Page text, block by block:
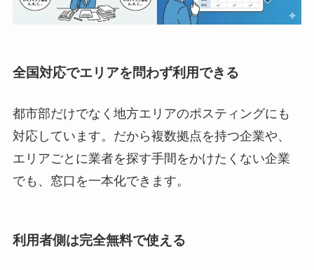
全国対応でエリアを問わず利用できる
都市部だけでなく地方エリアのポスティングにも
対応しています。だから複数拠点を持つ企業や、
エリアごとに業者を探す手間をかけたくない企業
でも、窓口を一本化できます。
利用者側は完全無料で使える